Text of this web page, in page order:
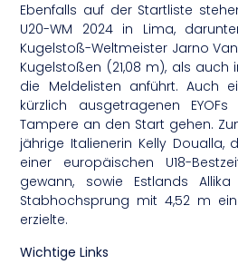
Ebenfalls auf der Startliste
U20-WM 2024 in Lima,
Kugelstoß-Weltmeister Jarno
Kugelstoßen (21,08 m), als auch
die Meldelisten anführt. Auch
kürzlich ausgetragenen
Tampere an den Start gehen.
jährige Italienerin Kelly Doualla,
einer europäischen U18-
gewann, sowie Estlands
Stabhochsprung mit 4,52 m
erzielte.
Wichtige Links